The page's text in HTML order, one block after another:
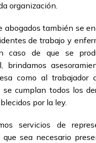
organización.
abogados también se
de trabajo y
caso de que se
brindamos
como al trabajador
se cumplan todos los
por la ley.
servicios de
sea necesario